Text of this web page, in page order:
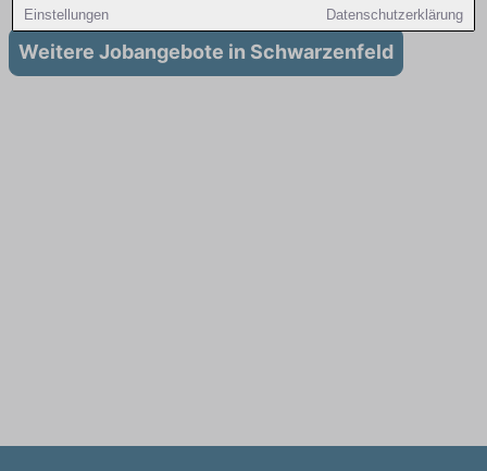
Einstellungen Datenschutzerklärung
Weitere Jobangebote in Schwarzenfeld